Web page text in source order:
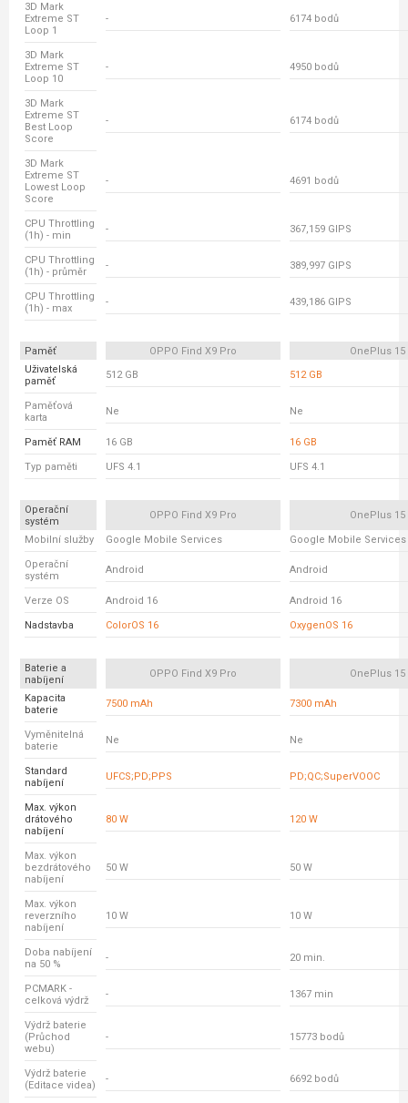
3D Mark
Extreme ST
Loop 1
- 6174 bodů
3D Mark
Extreme ST
Loop 10
- 4950 bodů
3D Mark
Extreme ST
Best Loop
Score
- 6174 bodů
3D Mark
Extreme ST
Lowest Loop
Score
- 4691 bodů
CPU Throttling
(1h) - min
- 367,159 GIPS
CPU Throttling
(1h) - průměr
- 389,997 GIPS
CPU Throttling
(1h) - max
- 439,186 GIPS
Paměť OPPO Find X9 Pro
OnePlus 15
Uživatelská
paměť
512 GB 512 GB
Paměťová
karta
Ne Ne
Paměť RAM 16 GB 16 GB
Typ paměti UFS 4.1 UFS 4.1
Operační
systém
OPPO Find X9 Pro OnePlus 15
Mobilní služby Google Mobile Services Google Mobile Services
Operační
systém
Android Android
Verze OS Android 16 Android 16
Nadstavba ColorOS 16 OxygenOS 16
Baterie a
nabíjení
OPPO Find X9 Pro OnePlus 15
Kapacita
baterie
7500 mAh 7300 mAh
Vyměnitelná
baterie
Ne Ne
Standard
nabíjení
UFCS;PD;PPS PD;QC;SuperVOOC
Max. výkon
drátového
nabíjení
80 W 120 W
Max. výkon
bezdrátového
nabíjení
50 W 50 W
Max. výkon
reverzního
nabíjení
10 W 10 W
Doba nabíjení
na 50 %
- 20 min.
PCMARK -
celková výdrž
- 1367 min
Výdrž baterie
(Průchod
webu)
- 15773 bodů
Výdrž baterie
(Editace videa)
- 6692 bodů